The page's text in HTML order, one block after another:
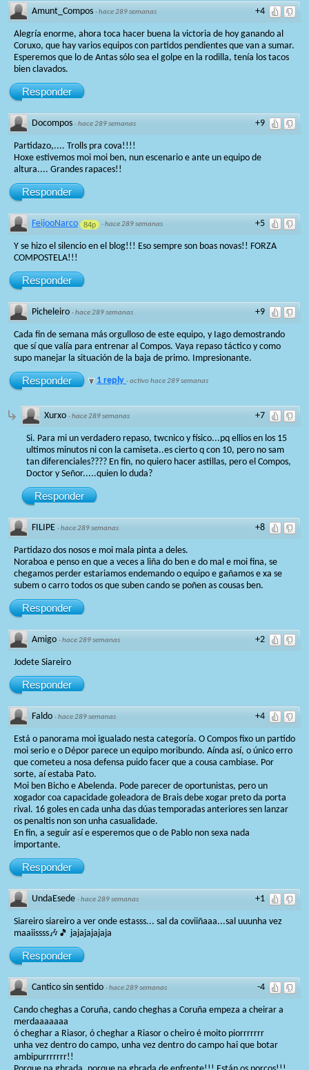
+4
Amunt_Compos ·hace 289 semanas
Alegría enorme, ahora toca hacer buena la victoria de hoy ganando al
Coruxo, que hay varios equipos con partidos pendientes que van a sumar.
Esperemos que lo de Antas sólo sea el golpe en la rodilla, tenía los tacos
bien clavados.
Responder
+9
Docompos ·hace 289 semanas
Partidazo,.... Trolls pra cova!!!!
Hoxe estivemos moi moi ben, nun escenario e ante un equipo de
altura.... Grandes rapaces!!
Responder
+5
FeijooNarco 84p ·hace 289 semanas
Y se hizo el silencio en el blog!!! Eso sempre son boas novas!! FORZA
COMPOSTELA!!!
Responder
+9
Picheleiro ·hace 289 semanas
Cada fin de semana más orgulloso de este equipo, y Iago demostrando
que sí que valía para entrenar al Compos. Vaya repaso táctico y como
supo manejar la situación de la baja de primo. Impresionante.
Responder 1 reply ·activo hace 289 semanas
+7
Xurxo ·hace 289 semanas
Si. Para mi un verdadero repaso, twcnico y físico...pq ellios en los 15
ultimos minutos ni con la camiseta..es cierto q con 10, pero no sam
tan diferenciales???? En fin, no quiero hacer astillas, pero el Compos,
Doctor y Señor.....quien lo duda?
Responder
+8
FILIPE ·hace 289 semanas
Partidazo dos nosos e moi mala pinta a deles.
Noraboa e penso en que a veces a liña do ben e do mal e moi fina, se
chegamos perder estariamos endemando o equipo e gañamos e xa se
subem o carro todos os que suben cando se poñen as cousas ben.
Responder
+2
Amigo ·hace 289 semanas
Jodete Siareiro
Responder
+4
Faldo ·hace 289 semanas
Está o panorama moi igualado nesta categoría. O Compos fixo un partido
moi serio e o Dépor parece un equipo moribundo. Aínda así, o único erro
que cometeu a nosa defensa puido facer que a cousa cambiase. Por
sorte, aí estaba Pato.
Moi ben Bicho e Abelenda. Pode parecer de oportunistas, pero un
xogador coa capacidade goleadora de Brais debe xogar preto da porta
rival. 16 goles en cada unha das dúas temporadas anteriores sen lanzar
os penaltis non son unha casualidade.
En fin, a seguir así e esperemos que o de Pablo non sexa nada
importante.
Responder
+1
UndaEsede ·hace 289 semanas
Siareiro siareiro a ver onde estasss... sal da coviiñaaa...sal uuunha vez
maaiissss🎶🎵 jajajajajaja
Responder
-4
Cantico sin sentido ·hace 289 semanas
Cando cheghas a Coruña, cando cheghas a Coruña empeza a cheirar a
merdaaaaaaa
ó cheghar a Riasor, ó cheghar a Riasor o cheiro é moito piorrrrrrr
unha vez dentro do campo, unha vez dentro do campo hai que botar
ambipurrrrrrr!!